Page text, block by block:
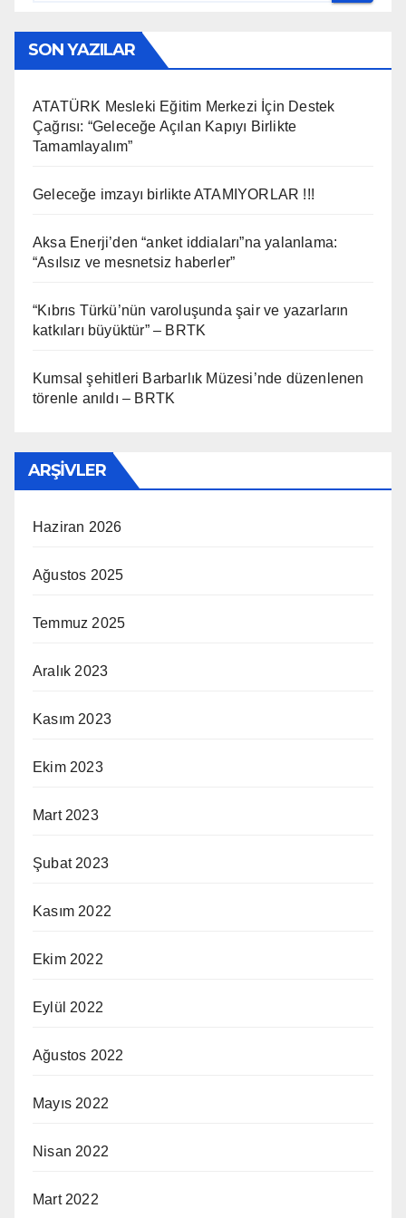
SON YAZILAR
ATATÜRK Mesleki Eğitim Merkezi İçin Destek
Çağrısı: “Geleceğe Açılan Kapıyı Birlikte
Tamamlayalım”
Geleceğe imzayı birlikte ATAMIYORLAR !!!
Aksa Enerji’den “anket iddiaları”na yalanlama:
“Asılsız ve mesnetsiz haberler”
“Kıbrıs Türkü’nün varoluşunda şair ve yazarların
katkıları büyüktür” – BRTK
Kumsal şehitleri Barbarlık Müzesi’nde düzenlenen
törenle anıldı – BRTK
ARŞIVLER
Haziran 2026
Ağustos 2025
Temmuz 2025
Aralık 2023
Kasım 2023
Ekim 2023
Mart 2023
Şubat 2023
Kasım 2022
Ekim 2022
Eylül 2022
Ağustos 2022
Mayıs 2022
Nisan 2022
Mart 2022